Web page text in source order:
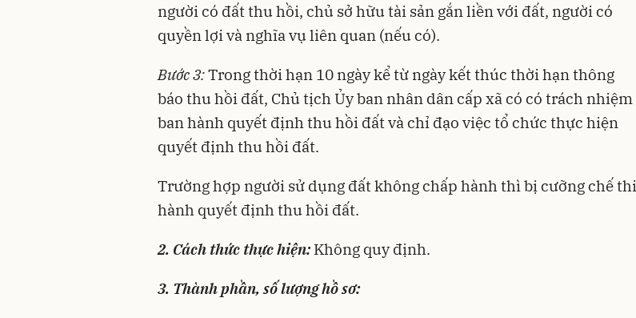
người có đất thu hồi, chủ sở hữu tài sản gắn liền với đất, người có
quyền lợi và nghĩa vụ liên quan (nếu có).
Bước 3:Trong thời hạn 10 ngày kể từ ngày kết thúc thời hạn thông
báo thu hồi đất, Chủ tịch Ủy ban nhân dân cấp xã có có trách nhiệm
ban hành quyết định thu hồi đất và chỉ đạo việc tổ chức thực hiện
quyết định thu hồi đất.
Trường hợp người sử dụng đất không chấp hành thì bị cưỡng chế thi
hành quyết định thu hồi đất.
2. Cách thức thực hiện:Không quy định.
3. Thành phần, số lượng hồ sơ: